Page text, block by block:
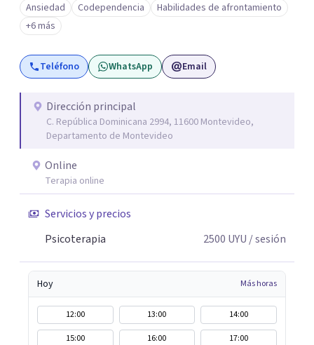
Ansiedad Codependencia
Habilidades de afrontamiento
+6 más
Teléfono WhatsApp Email
Dirección principal
C. República Dominicana 2994, 11600 Montevideo,
Departamento de Montevideo
Online
Terapia online
Servicios y precios
Psicoterapia
2500 UYU / sesión
Hoy Más horas
12:00 13:00
14:00
15:00
16:00 17:00